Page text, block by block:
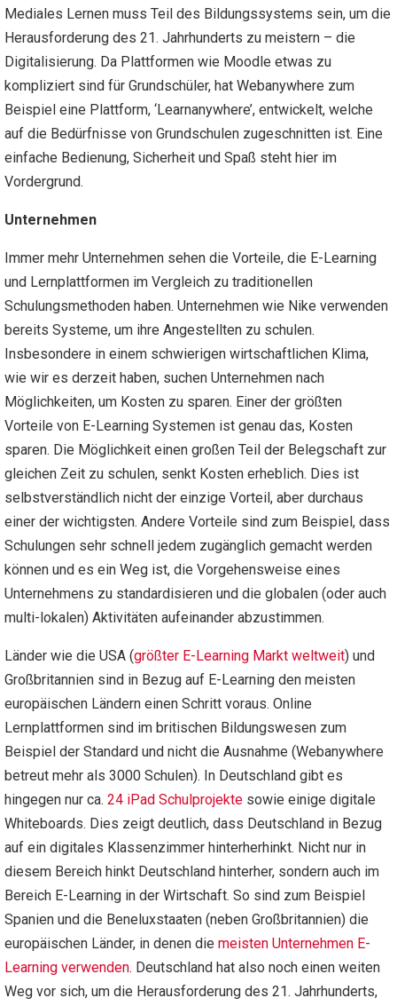
Mediales Lernen muss Teil des Bildungssystems sein, um die
Herausforderung des 21. Jahrhunderts zu meistern – die
Digitalisierung. Da Plattformen wie Moodle etwas zu
kompliziert sind für Grundschüler, hat Webanywhere zum
Beispiel eine Plattform, ‘Learnanywhere’, entwickelt, welche
auf die Bedürfnisse von Grundschulen zugeschnitten ist. Eine
einfache Bedienung, Sicherheit und Spaß steht hier im
Vordergrund.
Unternehmen
Immer mehr Unternehmen sehen die Vorteile, die E-Learning
und Lernplattformen im Vergleich zu traditionellen
Schulungsmethoden haben. Unternehmen wie Nike verwenden
bereits Systeme, um ihre Angestellten zu schulen.
Insbesondere in einem schwierigen wirtschaftlichen Klima,
wie wir es derzeit haben, suchen Unternehmen nach
Möglichkeiten, um Kosten zu sparen. Einer der größten
Vorteile von E-Learning Systemen ist genau das, Kosten
sparen. Die Möglichkeit einen großen Teil der Belegschaft zur
gleichen Zeit zu schulen, senkt Kosten erheblich. Dies ist
selbstverständlich nicht der einzige Vorteil, aber durchaus
einer der wichtigsten. Andere Vorteile sind zum Beispiel, dass
Schulungen sehr schnell jedem zugänglich gemacht werden
können und es ein Weg ist, die Vorgehensweise eines
Unternehmens zu standardisieren und die globalen (oder auch
multi-lokalen) Aktivitäten aufeinander abzustimmen.
Länder wie die USA (größter E-Learning Markt weltweit) und
Großbritannien sind in Bezug auf E-Learning den meisten
europäischen Ländern einen Schritt voraus. Online
Lernplattformen sind im britischen Bildungswesen zum
Beispiel der Standard und nicht die Ausnahme (Webanywhere
betreut mehr als 3000 Schulen). In Deutschland gibt es
hingegen nur ca. 24 iPad Schulprojekte sowie einige digitale
Whiteboards. Dies zeigt deutlich, dass Deutschland in Bezug
auf ein digitales Klassenzimmer hinterherhinkt. Nicht nur in
diesem Bereich hinkt Deutschland hinterher, sondern auch im
Bereich E-Learning in der Wirtschaft. So sind zum Beispiel
Spanien und die Beneluxstaaten (neben Großbritannien) die
europäischen Länder, in denen die meisten Unternehmen E-
Learning verwenden. Deutschland hat also noch einen weiten
Weg vor sich, um die Herausforderung des 21. Jahrhunderts,